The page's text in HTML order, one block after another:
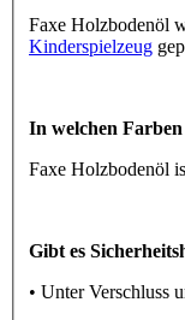
Faxe Holzbodenöl
Kinderspielzeug
In welchen
Faxe Holzbodenöl
Gibt es
• Unter Verschluss